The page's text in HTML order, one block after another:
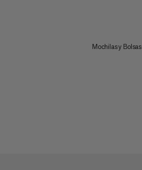
Mochilas y Bolsas